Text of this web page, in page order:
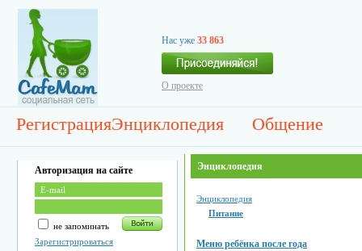
Нас уже 33 863
О проекте
РегистрацияЭнциклопедия Общение
Авторизация на сайте
не запоминать
Зарегистрироваться
Энциклопедия
Энциклопедия
Питание
Меню ребёнка после года